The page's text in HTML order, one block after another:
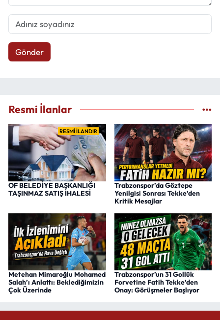
Gönder
Resmi İlanlar
RESMİ İLANDIR
OF BELEDİYE BAŞKANLIĞI
TAŞINMAZ SATIŞ İHALESİ
Trabzonspor’da Göztepe
Yenilgisi Sonrası Tekke’den
Kritik Mesajlar
Metehan Mimaroğlu Mohamed
Salah’ı Anlattı: Beklediğimizin
Çok Üzerinde
Trabzonspor’un 31 Gollük
Forvetine Fatih Tekke’den
Onay: Görüşmeler Başlıyor